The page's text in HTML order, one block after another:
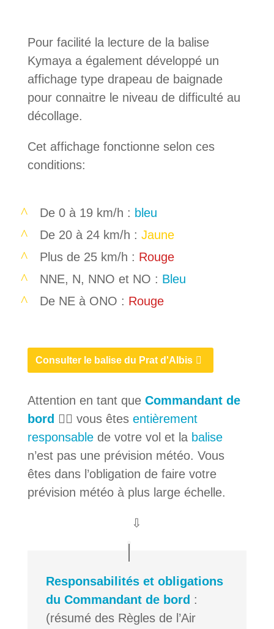
Pour facilité la lecture de la balise
Kymaya a également développé un
affichage type drapeau de baignade
pour connaitre le niveau de difficulté au
décollage.
Cet affichage fonctionne selon ces
conditions:
De 0 à 19 km/h : bleu
De 20 à 24 km/h : Jaune
Plus de 25 km/h : Rouge
NNE, N, NNO et NO : Bleu
De NE à ONO : Rouge
Consulter le balise du Prat d'Albis
Attention en tant que Commandant de
bord 🧑‍✈️ vous êtes entièrement
responsablede votre vol et la balise
n’est pas une prévision météo. Vous
êtes dans l’obligation de faire votre
prévision météo à plus large échelle.
⇩
Responsabilités et obligations
du Commandant de bord :
(résumé des Règles de l’Air